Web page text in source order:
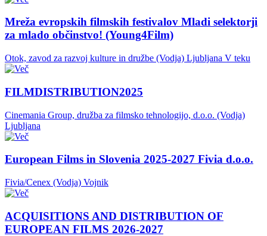
Mreža evropskih filmskih festivalov Mladi selektorji
za mlado občinstvo! (Young4Film)
Otok, zavod za razvoj kulture in družbe (Vodja) Ljubljana V teku
FILMDISTRIBUTION2025
Cinemania Group, družba za filmsko tehnologijo, d.o.o. (Vodja)
Ljubljana
European Films in Slovenia 2025-2027 Fivia d.o.o.
Fivia/Cenex (Vodja) Vojnik
ACQUISITIONS AND DISTRIBUTION OF
EUROPEAN FILMS 2026-2027